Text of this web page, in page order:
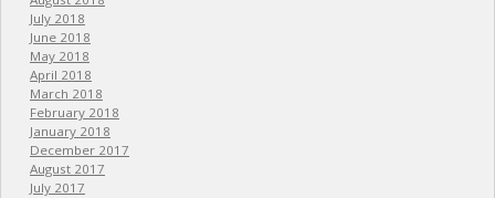
July 2018
June 2018
May 2018
April 2018
March 2018
February 2018
January 2018
December 2017
August 2017
July 2017